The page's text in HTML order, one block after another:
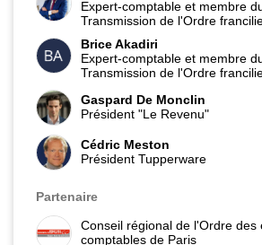
aussi les leviers qui leur ont permis de
Un échange concret et
qui s’intéressent à la reprise
la réalité du redressement sur le
Expert-comptable et membre
Transmission de l'Ordre
Brice Akadiri
Expert-comptable et membre
Transmission de l'Ordre
Gaspard De Monclin
Président "Le Revenu"
Cédric Meston
Président Tupperware
Partenaire
Conseil régional de l'Ordre des
comptables de Paris